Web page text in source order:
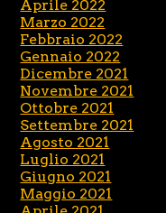
Aprile 2022
Marzo 2022
Febbraio 2022
Gennaio 2022
Dicembre 2021
Novembre 2021
Ottobre 2021
Settembre 2021
Agosto 2021
Luglio 2021
Giugno 2021
Maggio 2021